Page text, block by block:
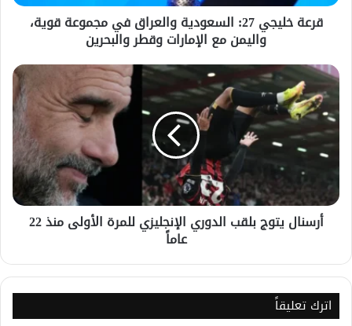
واليمن
والبحرين
قرعة خليجي 27: السعودية والعراق في مجموعة قوية،
واليمن مع الإمارات وقطر والبحرين
أرسنال
يتوج
بلقب
الدوري
الإنجليزي
للمرة
الأولى
منذ
22
عاماً
أرسنال يتوج بلقب الدوري الإنجليزي للمرة الأولى منذ 22
عاماً
اترك تعليقاً